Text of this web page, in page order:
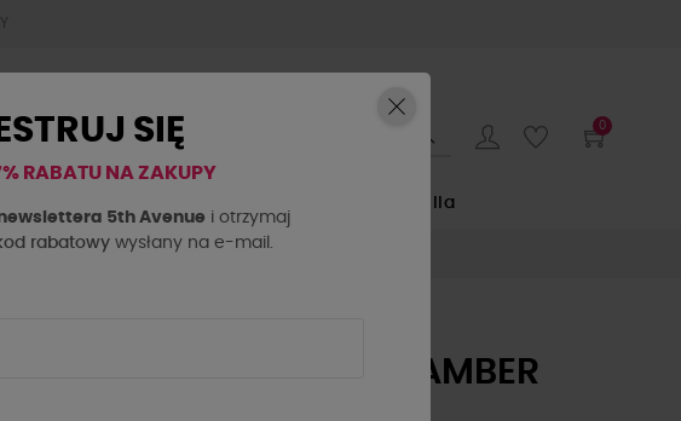
La Milla
0
BRANSOLETKA AMBER
SIĘ
RABATU NA ZAKUPY
5th Avenue i otrzymaj
rabatowy wysłany na e-mail.